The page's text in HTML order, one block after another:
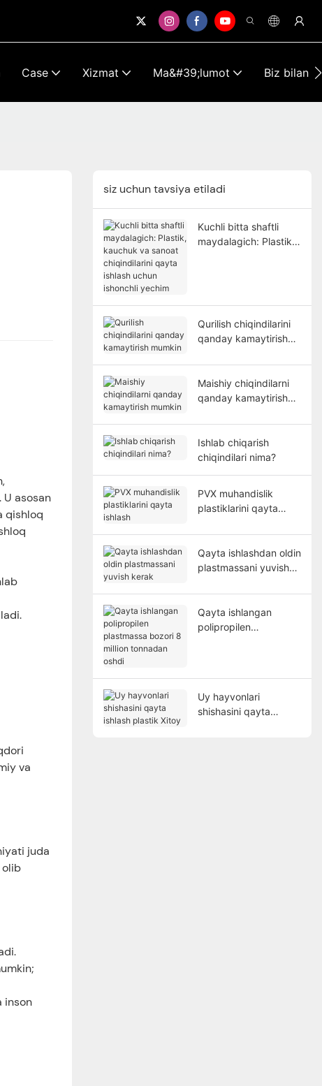
Case Xizmat Ma&#39;lumot Biz bilan
asosan
qishloq
va
juda
olib
inson
siz uchun tavsiya etiladi
Kuchli bitta shaftli
maydalagich: Plastik,
Qurilish chiqindilarini
qanday kamaytirish
Maishiy chiqindilarni
qanday kamaytirish
Ishlab chiqarish
chiqindilari nima?
PVX muhandislik
plastiklarini qayta
Qayta ishlashdan oldin
plastmassani yuvish
Qayta ishlangan
polipropilen
Uy hayvonlari
shishasini qayta